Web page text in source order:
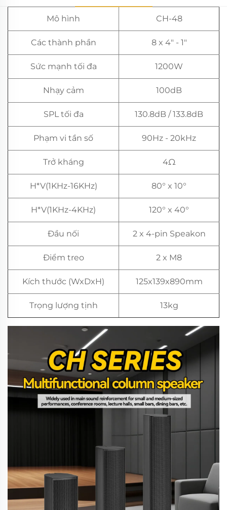
Mô hình CH-48
Các thành phần 8 x 4" - 1"
Sức mạnh tối đa 1200W
Nhạy cảm 100dB
SPL tối đa 130.8dB / 133.8dB
Phạm vi tần số 90Hz - 20kHz
Trở kháng 4Ω
H*V(1KHz-16KHz) 80° x 10°
H*V(1KHz-4KHz) 120° x 40°
Đầu nối 2 x 4-pin Speakon
Điểm treo 2 x M8
Kích thước (WxDxH) 125x139x890mm
Trọng lượng tịnh 13kg